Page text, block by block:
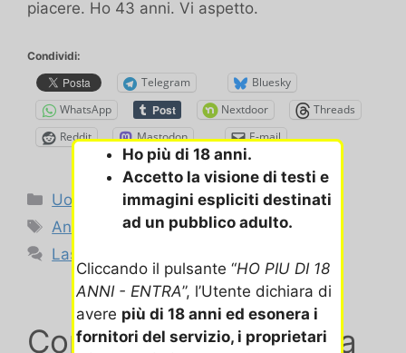
piacere. Ho 43 anni. Vi aspetto.
Condividi:
Telegram
Bluesky
WhatsApp
Nextdoor
Threads
Reddit
Mastodon E-mail
Categorie
Uomo cerca Donne
Tag
Annunci Lecce e provincia
Lascia un commento
Coppia pugliese cerca
Ho più di 18 anni.
Accetto la visione di testi e
immagini espliciti destinati
ad un pubblico adulto.
Cliccando il pulsante “HO PIU DI 18
ANNI - ENTRA”, l’Utente dichiara di
avere più di 18 anni ed esonera i
fornitori del servizio, i proprietari